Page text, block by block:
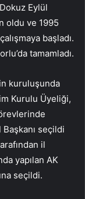
Eylül
oldu ve 1995
başladı.
tamamladı.
kuruluşunda
Kurulu Üyeliği,
seçildi
il
yapılan AK
seçildi.